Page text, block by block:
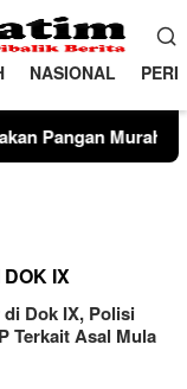
NASIONAL
Unggulan 2026
IX
Dok IX, Polisi
Terkait Asal Mula